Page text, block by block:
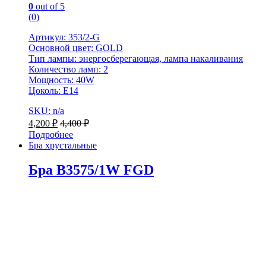
0 out of 5
(0)
Артикул: 353/2-G
Основной цвет: GOLD
Тип лампы: энергосберегающая, лампа накаливания
Количество ламп: 2
Мощность: 40W
Цоколь: Е14
SKU: n/a
4,200 ₽ 4,400₽
Подробнее
Бра хрустальные
Бра B3575/1W FGD